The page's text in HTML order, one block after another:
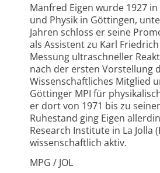
Manfred Eigen wurde 1927
und Physik in Göttingen,
Jahren schloss er seine
als Assistent zu Karl
Messung ultraschneller
nach der ersten Vorstellung
Wissenschaftliches Mitglied
Göttinger MPI für
er dort von 1971 bis zu
Ruhestand ging Eigen
Research Institute in La Jolla
wissenschaftlich aktiv.
MPG / JOL